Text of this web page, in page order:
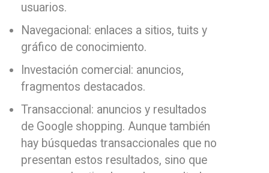
usuarios.
Navegacional: enlaces a sitios, tuits y
gráfico de conocimiento.
Investación comercial: anuncios,
fragmentos destacados.
Transaccional: anuncios y resultados
de Google shopping. Aunque también
hay búsquedas transaccionales que no
presentan estos resultados, sino que